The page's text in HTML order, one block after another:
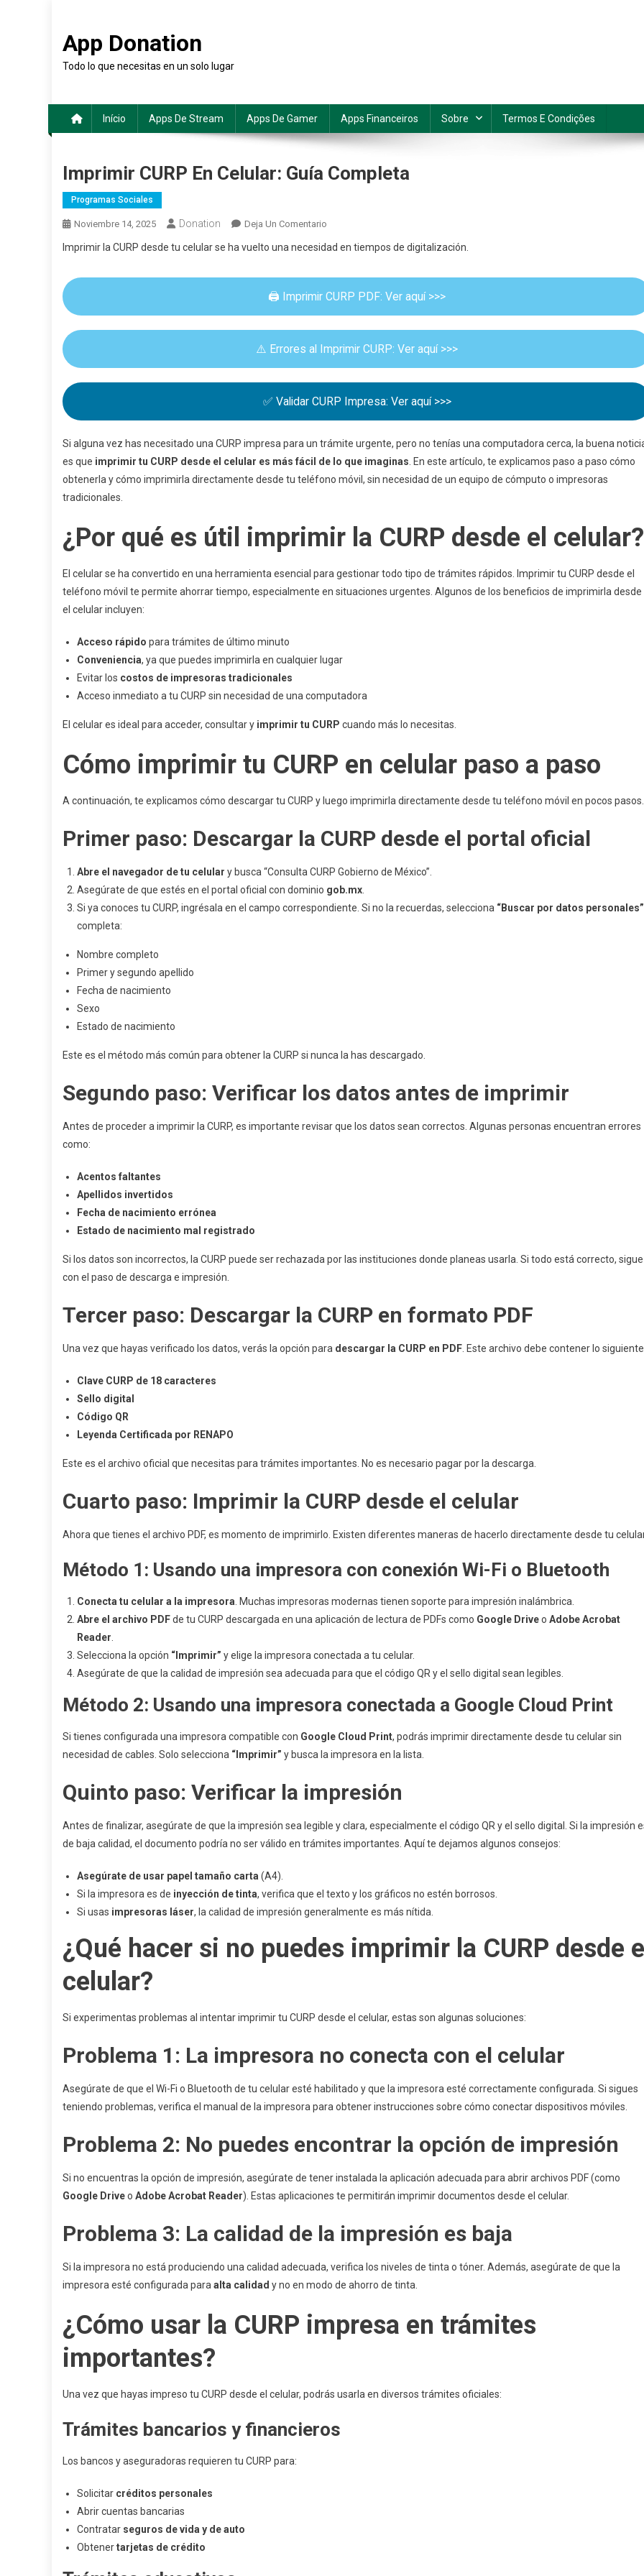
contenido
App Donation
Todo lo que necesitas en un solo lugar
Início Apps De Stream Apps De Gamer Apps Financeiros Sobre Termos E Condições
Imprimir CURP En Celular: Guía Completa
Programas Sociales
Noviembre 14, 2025 Donation Deja Un Comentario
Celular:
Imprimir la CURP desde tu celular se ha vuelto una necesidad en tiempos de digitalización.
🖨️ Imprimir CURP PDF: Ver aquí >>>
⚠️ Errores al Imprimir CURP: Ver aquí >>>
✅ Validar CURP Impresa: Ver aquí >>>
Si alguna vez has necesitado una CURP impresa para un trámite urgente, pero no tenías una computadora cerca, la buena
es que imprimir tu CURP desde el celular es más fácil de lo que imaginas . En este artículo, te explicamos paso a paso cómo
obtenerla y cómo imprimirla directamente desde tu teléfono móvil, sin necesidad de un equipo de cómputo o impresoras
tradicionales.
¿Por qué es útil imprimir la CURP desde el celular?
El celular se ha convertido en una herramienta esencial para gestionar todo tipo de trámites rápidos. Imprimir tu CURP desde el
teléfono móvil te permite ahorrar tiempo, especialmente en situaciones urgentes. Algunos de los beneficios de imprimirla desde
el celular incluyen:
Acceso rápido para trámites de último minuto
Conveniencia, ya que puedes imprimirla en cualquier lugar
Evitar los costos de impresoras tradicionales
Acceso inmediato a tu CURP sin necesidad de una computadora
El celular es ideal para acceder, consultar y imprimir tu CURP cuando más lo necesitas.
Cómo imprimir tu CURP en celular paso a paso
A continuación, te explicamos cómo descargar tu CURP y luego imprimirla directamente desde tu teléfono móvil en pocos pasos.
Primer paso: Descargar la CURP desde el portal oficial
Abre el navegador de tu celular y busca “Consulta CURP Gobierno de México”.
Asegúrate de que estés en el portal oficial con dominio gob.mx
Si ya conoces tu CURP, ingrésala en el campo correspondiente. Si no la recuerdas, selecciona “Buscar por datos personales”
completa:
Nombre completo
Primer y segundo apellido
Fecha de nacimiento
Sexo
Estado de nacimiento
Este es el método más común para obtener la CURP si nunca la has descargado.
Segundo paso: Verificar los datos antes de imprimir
Antes de proceder a imprimir la CURP, es importante revisar que los datos sean correctos. Algunas personas encuentran errores
como:
Acentos faltantes
Apellidos invertidos
Fecha de nacimiento errónea
Estado de nacimiento mal registrado
Si los datos son incorrectos, la CURP puede ser rechazada por las instituciones donde planeas usarla. Si todo está correcto, sigue
con el paso de descarga e impresión.
Tercer paso: Descargar la CURP en formato PDF
Una vez que hayas verificado los datos, verás la opción para descargar la CURP en PDF . Este archivo debe contener lo
Clave CURP de 18 caracteres
Sello digital
Código QR
Leyenda Certificada por RENAPO
Este es el archivo oficial que necesitas para trámites importantes. No es necesario pagar por la descarga.
Cuarto paso: Imprimir la CURP desde el celular
Ahora que tienes el archivo PDF, es momento de imprimirlo. Existen diferentes maneras de hacerlo directamente desde tu
Método 1: Usando una impresora con conexión Wi-Fi o Bluetooth
Conecta tu celular a la impresora . Muchas impresoras modernas tienen soporte para impresión inalámbrica.
Abre el archivo PDFde tu CURP descargada en una aplicación de lectura de PDFs como Google Driveo Adobe Acrobat
Reader
Selecciona la opción “Imprimir” y elige la impresora conectada a tu celular.
Asegúrate de que la calidad de impresión sea adecuada para que el código QR y el sello digital sean legibles.
Método 2: Usando una impresora conectada a Google Cloud Print
Si tienes configurada una impresora compatible con Google Cloud Print, podrás imprimir directamente desde tu celular sin
necesidad de cables. Solo selecciona “Imprimir” y busca la impresora en la lista.
Quinto paso: Verificar la impresión
Antes de finalizar, asegúrate de que la impresión sea legible y clara, especialmente el código QR y el sello digital. Si la impresión
de baja calidad, el documento podría no ser válido en trámites importantes. Aquí te dejamos algunos consejos:
Asegúrate de usar papel tamaño carta (A4).
Si la impresora es de inyección de tinta, verifica que el texto y los gráficos no estén borrosos.
Si usas impresoras láser, la calidad de impresión generalmente es más nítida.
¿Qué hacer si no puedes imprimir la CURP desde
celular?
Si experimentas problemas al intentar imprimir tu CURP desde el celular, estas son algunas soluciones:
Problema 1: La impresora no conecta con el celular
Asegúrate de que el Wi-Fi o Bluetooth de tu celular esté habilitado y que la impresora esté correctamente configurada. Si sigues
teniendo problemas, verifica el manual de la impresora para obtener instrucciones sobre cómo conectar dispositivos móviles.
Problema 2: No puedes encontrar la opción de impresión
Si no encuentras la opción de impresión, asegúrate de tener instalada la aplicación adecuada para abrir archivos PDF (como
Google Driveo Adobe Acrobat Reader). Estas aplicaciones te permitirán imprimir documentos desde el celular.
Problema 3: La calidad de la impresión es baja
Si la impresora no está produciendo una calidad adecuada, verifica los niveles de tinta o tóner. Además, asegúrate de que la
impresora esté configurada para alta calidad y no en modo de ahorro de tinta.
¿Cómo usar la CURP impresa en trámites
importantes?
Una vez que hayas impreso tu CURP desde el celular, podrás usarla en diversos trámites oficiales:
Trámites bancarios y financieros
Los bancos y aseguradoras requieren tu CURP para:
Solicitar créditos personales
Abrir cuentas bancarias
Contratar seguros de vida y de auto
Obtenertarjetas de crédito